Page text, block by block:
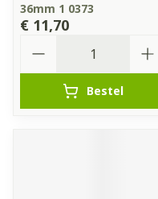
36mm 1 0373
€ 11,70
Bestel